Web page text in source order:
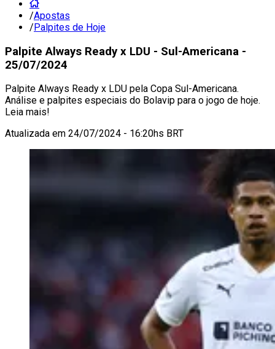
/Apostas
/Palpites de Hoje
Palpite Always Ready x LDU - Sul-Americana -
25/07/2024
Palpite Always Ready x LDU pela Copa Sul-Americana.
Análise e palpites especiais do Bolavip para o jogo de hoje.
Leia mais!
Atualizada em 24/07/2024 - 16:20hs BRT